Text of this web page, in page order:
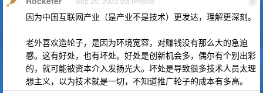
2
因为中国互联网产业（是产业不是技术）更发达，理解更深刻。
老外喜欢造轮子，是因为环境宽容，对赚钱没有那么大的急迫
感。这有好处，也有坏处。好处是创新机会多，偶尔有个别出彩
的，就可能被资本介入发扬光大。坏处是导致很多技术人员太理
想主义，以为技术就是一切，不知道推广轮子的成本有多高。